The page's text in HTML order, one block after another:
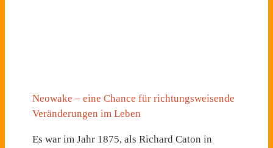
Neowake – eine Chance für richtungsweisende
Veränderungen im Leben
Es war im Jahr 1875, als Richard Caton in